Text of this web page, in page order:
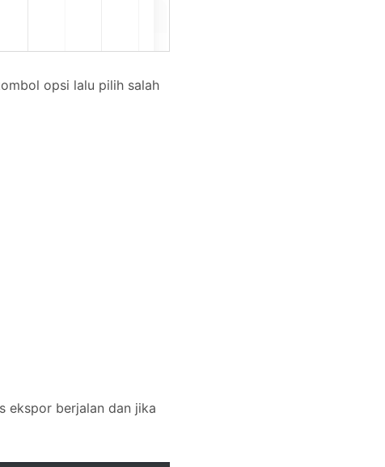
opsi lalu pilih salah
ekspor berjalan dan jika